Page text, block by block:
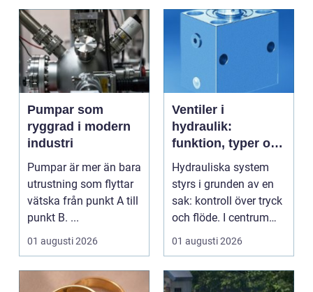
Pumpar som
ryggrad i modern
industri
Pumpar är mer än bara
utrustning som flyttar
vätska från punkt A till
punkt B. ...
01 augusti 2026
Ventiler i
hydraulik:
funktion, typer och
smarta val
Hydrauliska system
styrs i grunden av en
sak: kontroll över tryck
och flöde. I centrum
står Ventiler...
01 augusti 2026